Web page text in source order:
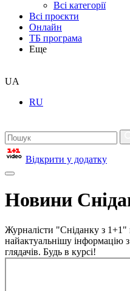
Всі категорії
Всі проєкти
Онлайн
ТБ програма
Еще
UA
RU
Відкрити у додатку
Новини
Журналісти "Сніданку з 1+1"
найактуальнішу інформацію
глядачів. Будь в курсі!